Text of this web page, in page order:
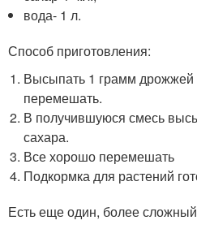
вода- 1 л.
Способ приготовления:
Высыпать 1 грамм дрожжей
перемешать.
В получившуюся смесь
сахара.
Все хорошо перемешать
Подкормка для растений
Есть еще один, более